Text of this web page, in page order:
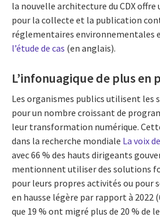
la nouvelle architecture du CDX offre
pour la collecte et la publication
réglementaires environnementales
l’étude de cas (en anglais).
L’infonuagique de plus en
Les organismes publics utilisent les
pour un nombre croissant de
leur transformation numérique.
dans la recherche mondiale La voix
avec 66 % des hauts dirigeants
mentionnent utiliser des solutions
pour leurs propres activités ou pour
en hausse légère par rapport à 2022
que 19 % ont migré plus de 20 % de